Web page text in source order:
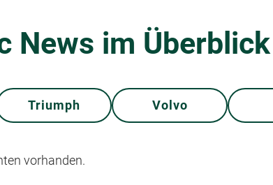
News im Überblick
Triumph Volvo
vorhanden.